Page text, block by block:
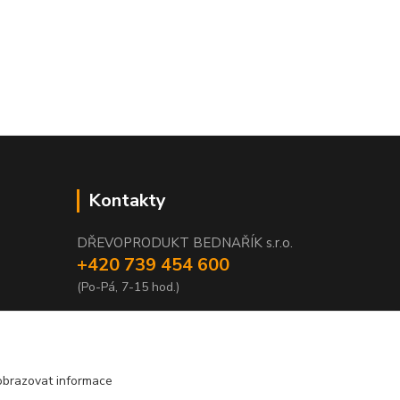
Kontakty
DŘEVOPRODUKT BEDNAŘÍK s.r.o.
+420 739 454 600
(Po-Pá, 7-15 hod.)
informace